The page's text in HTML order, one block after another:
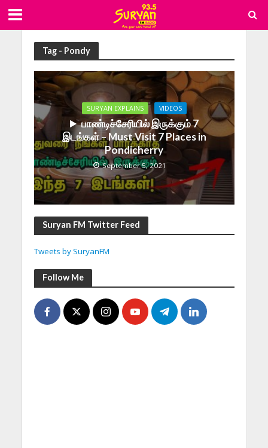
Tag - Pondy
SURYAN EXPLAINS VIDEOS
பாண்டிச்சேரியில் இருக்கும் 7
இடங்கள் – Must Visit 7 Places in
Pondicherry
September 5, 2021
Suryan FM Twitter Feed
Tweets by SuryanFM
Follow Me